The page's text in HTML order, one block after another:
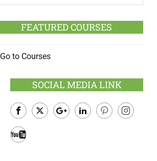
FEATURED COURSES
Go to Courses
SOCIAL MEDIA LINK
Facebook